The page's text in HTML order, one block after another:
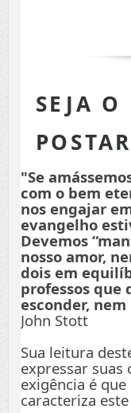
SEJA
"Se
com o bem
nos engajar
evangelho
Devemos
nosso amor,
dois em
professos que
esconder,
John Stott
Sua leitura
expressar suas
exigência é
caracteriza